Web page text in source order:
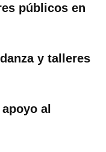
públicos en
y talleres
al